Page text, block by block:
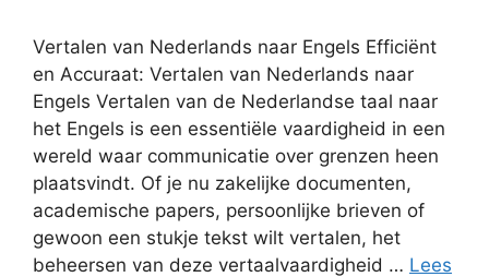
Vertalen van Nederlands naar Engels Efficiënt
en Accuraat: Vertalen van Nederlands naar
Engels Vertalen van de Nederlandse taal naar
het Engels is een essentiële vaardigheid in een
wereld waar communicatie over grenzen heen
plaatsvindt. Of je nu zakelijke documenten,
academische papers, persoonlijke brieven of
gewoon een stukje tekst wilt vertalen, het
beheersen van deze vertaalvaardigheid … Lees